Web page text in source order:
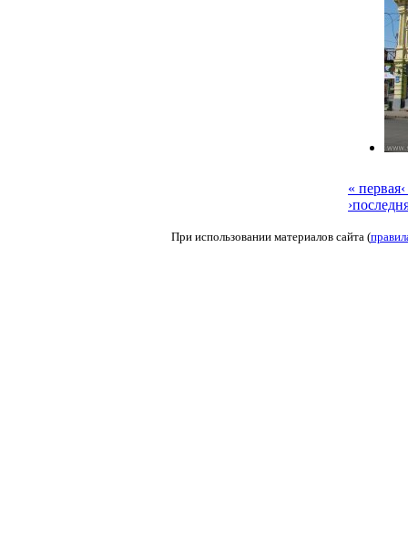
« первая
›
При использовании материалов сайта (